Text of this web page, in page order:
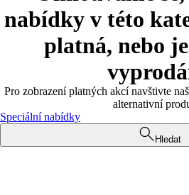
nabídky v této
platná, nebo
Pro zobrazení platných akcí navštivte
alternativní
Speciální nabídky
Hledat